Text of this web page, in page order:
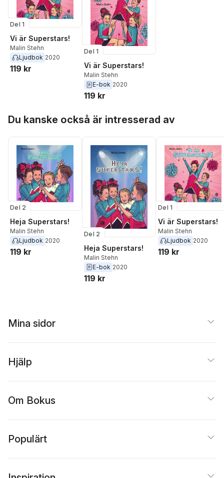
Del 1
Vi är Superstars!
Malin Stehn
Ljudbok 2020
119 kr
Del 1
Vi är Superstars!
Malin Stehn
E-bok 2020
119 kr
Du kanske också är intresserad av
Del 2
Heja Superstars!
Malin Stehn
Ljudbok 2020
119 kr
Del 2
Heja Superstars!
Malin Stehn
E-bok 2020
119 kr
Del 1
Vi är Superstars!
Malin Stehn
Ljudbok 2020
119 kr
Mina sidor
Hjälp
Om Bokus
Populärt